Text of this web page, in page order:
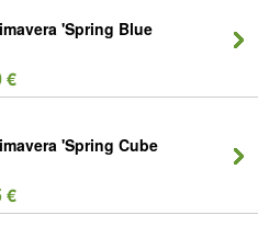
'Spring Blue
€
'Spring Cube
€